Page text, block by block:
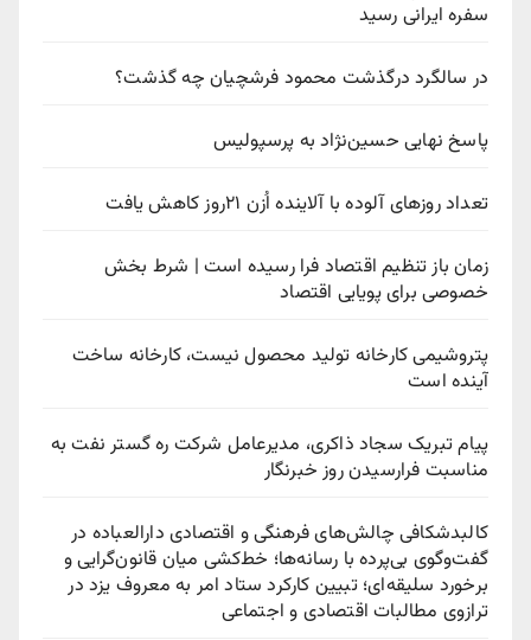
سفره ایرانی رسید
در سالگرد درگذشت محمود فرشچیان چه گذشت؟
پاسخ نهایی حسین‌نژاد به پرسپولیس
تعداد روزهای آلوده با آلاینده اُزن ۲۱روز کاهش یافت
زمان باز تنظیم اقتصاد فرا رسیده است | شرط بخش
خصوصی برای پویایی اقتصاد
پتروشیمی کارخانه تولید محصول نیست، کارخانه ساخت
آینده است
پیام تبریک سجاد ذاکری، مدیرعامل شرکت ره‌ گستر نفت به
مناسبت فرارسیدن روز خبرنگار
کالبدشکافی چالش‌های فرهنگی و اقتصادی دارالعباده در
گفت‌وگوی بی‌پرده با رسانه‌ها؛ خط‌کشی میان قانون‌گرایی و
برخورد سلیقه‌ای؛ تبیین کارکرد ستاد امر به معروف یزد در
ترازوی مطالبات اقتصادی و اجتماعی